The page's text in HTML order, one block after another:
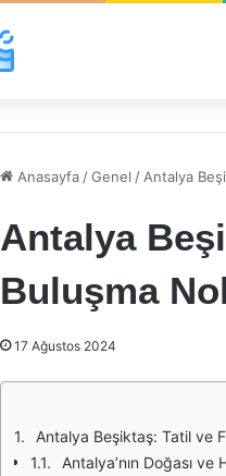
Anasayfa /Genel / Antalya
Antalya
Buluşma
17 Ağustos 2024
Antalya Beşiktaş: Tatil ve
Antalya’nın Doğası ve